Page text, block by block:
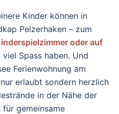
Kinder können in
Pelzerhaken – zum
oder auf
Spass haben. Und
Ferienwohnung am
erlaubt sondern herzlich
in der Nähe der
für gemeinsame